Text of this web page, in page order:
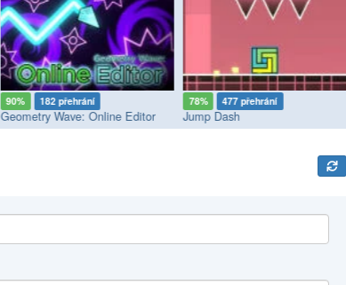
90% 182 přehrání
Geometry Wave: Online Editor
78% 477 přehrání
Jump Dash